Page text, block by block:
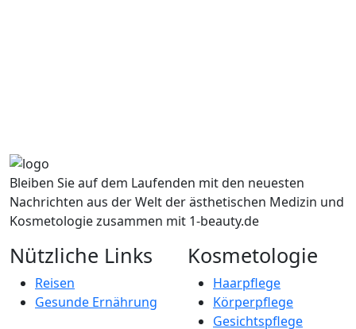
Bleiben Sie auf dem Laufenden mit den neuesten
Nachrichten aus der Welt der ästhetischen Medizin und
Kosmetologie zusammen mit 1-beauty.de
Nützliche Links
Reisen
Gesunde Ernährung
Kosmetologie
Haarpflege
Körperpflege
Gesichtspflege